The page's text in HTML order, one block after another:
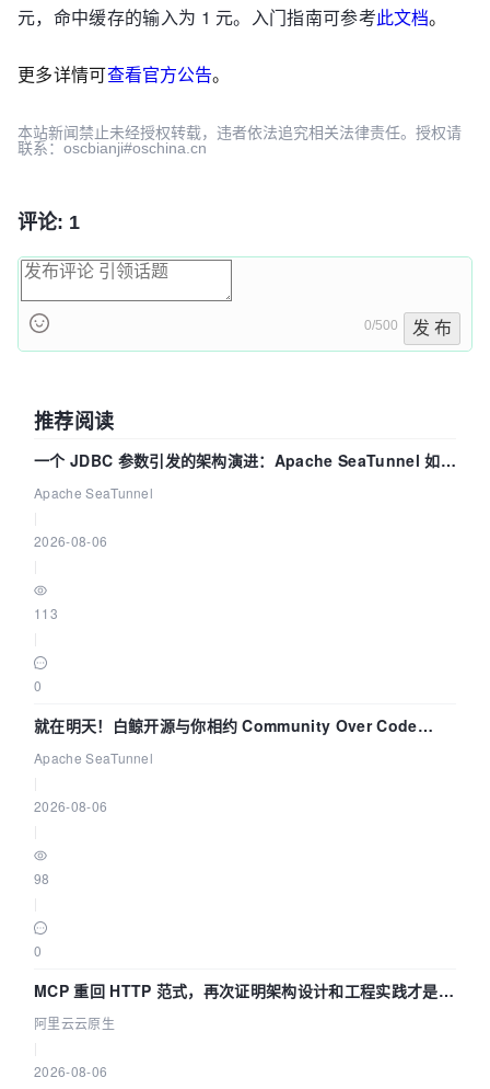
元，命中缓存的输入为 1 元。入门指南可参考此文档。
更多详情可查看官方公告。
本站新闻禁止未经授权转载，违者依法追究相关法律责任。授权请
联系：oscbianji#oschina.cn
评论: 1
0/500 发 布
推荐阅读
一个 JDBC 参数引发的架构演进：Apache SeaTunnel 如何
解决数据同步中的“定时 Flush”难题
Apache SeaTunnel
2026-08-06
113
0
就在明天！白鲸开源与你相约 Community Over Code
Asia 2026 主题演讲！
Apache SeaTunnel
2026-08-06
98
0
MCP 重回 HTTP 范式，再次证明架构设计和工程实践才是稀
缺资源
阿里云云原生
2026-08-06